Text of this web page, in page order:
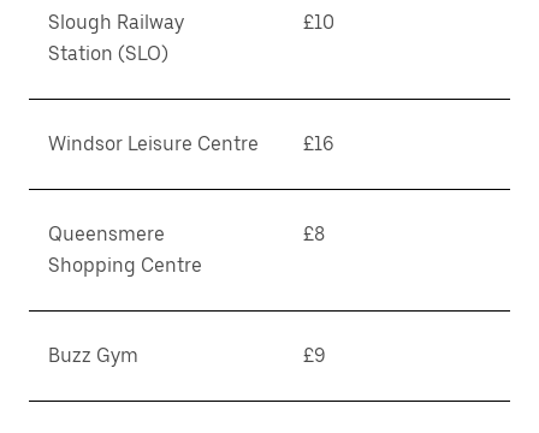
Slough Railway
Station (SLO)
£10
Windsor Leisure Centre £16
Queensmere
Shopping Centre
£8
Buzz Gym £9